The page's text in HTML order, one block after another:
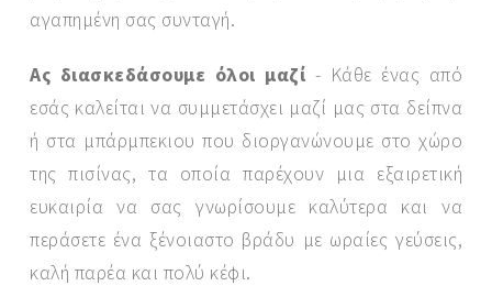
αγαπημένη σας συνταγή.
Ας διασκεδάσουμε όλοι μαζί - Κάθε ένας από
εσάς καλείται να συμμετάσχει μαζί μας στα δείπνα
ή στα μπάρμπεκιου που διοργανώνουμε στο χώρο
της πισίνας, τα οποία παρέχουν μια εξαιρετική
ευκαιρία να σας γνωρίσουμε καλύτερα και να
περάσετε ένα ξένοιαστο βράδυ με ωραίες γεύσεις,
καλή παρέα και πολύ κέφι.